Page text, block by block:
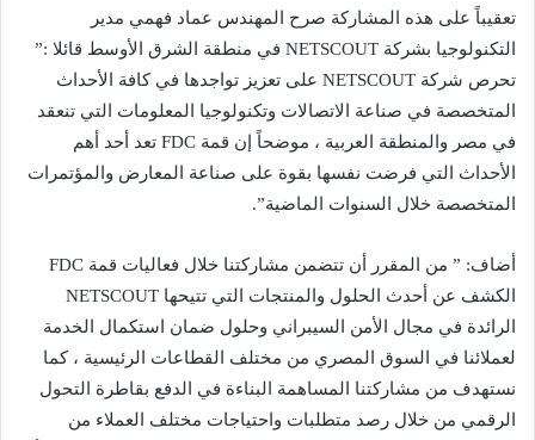
تعقيباً على هذه المشاركة صرح المهندس عماد فهمي مدير
التكنولوجيا بشركة NETSCOUT في منطقة الشرق الأوسط قائلا :”
تحرص شركة NETSCOUT على تعزيز تواجدها في كافة الأحداث
المتخصصة في صناعة الاتصالات وتكنولوجيا المعلومات التي تنعقد
في مصر والمنطقة العربية ، موضحاً إن قمة FDC تعد أحد أهم
الأحداث التي فرضت نفسها بقوة على صناعة المعارض والمؤتمرات
المتخصصة خلال السنوات الماضية”.
أضاف: ” من المقرر أن تتضمن مشاركتنا خلال فعاليات قمة FDC
الكشف عن أحدث الحلول والمنتجات التي تتيحها NETSCOUT
الرائدة في مجال الأمن السيبراني وحلول ضمان استكمال الخدمة
لعملائنا في السوق المصري من مختلف القطاعات الرئيسية ، كما
نستهدف من مشاركتنا المساهمة البناءة في الدفع بقاطرة التحول
الرقمي من خلال رصد متطلبات واحتياجات مختلف العملاء من